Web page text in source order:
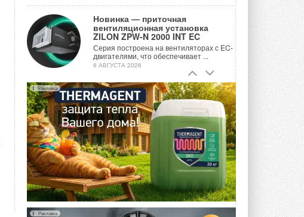
Новинка — приточная
вентиляционная установка
ZILON ZPW-N 2000 INT EC
Серия построена на вентиляторах с EC-
двигателями, что обеспечивает ...
6 АВГУСТА 2026
Учёные ЮУрГУ создали
каскадную установку,
объединяющую солнечную и
геотермальную энергию
Природосберегающие технологии ...
6 АВГУСТА 2026
Для Арктики создали
технологию защиты
ветрогенераторов от аварий
Разработка учитывает влияние
мерзлоты, обледенения и снеговых ...
6 АВГУСТА 2026
Реклама
Реклама